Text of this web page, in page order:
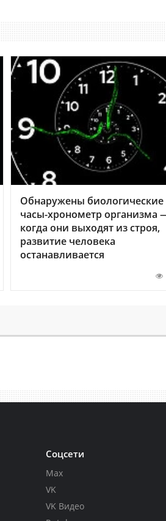
Обнаружены биологические
часы-хронометр организма
когда они выходят из строя,
развитие человека
останавливается
Соцсети
Max
VK
VK Видео